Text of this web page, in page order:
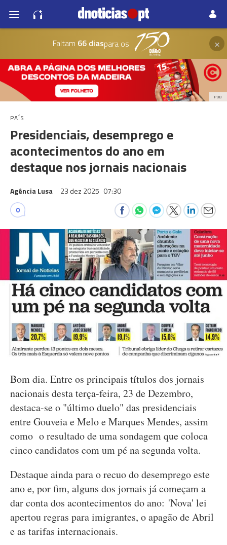
Faltam 66 diaspara os ×
PUB
PAÍS
Presidenciais, desemprego e
acontecimentos do ano em
destaque nos jornais nacionais
Agência Lusa 23 dez 2025 07:30
0
Bom dia. Entre os principais títulos dos jornais
nacionais desta terça-feira, 23 de Dezembro,
destaca-se o "último duelo" das presidenciais
entre Gouveia e Melo e Marques Mendes, assim
como o resultado de uma sondagem que coloca
cinco candidatos com um pé na segunda volta.
Destaque ainda para o recuo do desemprego este
ano e, por fim, alguns dos jornais já começam a
dar conta dos acontecimentos do ano: 'Nova' lei
apertou regras para imigrantes, o apagão de Abril
e as tarifas internacionais.